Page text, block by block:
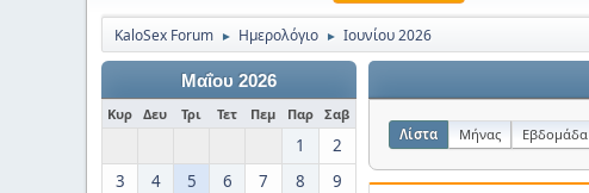
KaloSex Forum ► Ημερολόγιο ► Ιουνίου 2026
Μαΐου 2026
Κυρ Δευ Τρι Τετ Πεμ Παρ Σαβ
1
2
3
4 5 6 7 8
9
Λίστα Μήνας Εβδομάδα